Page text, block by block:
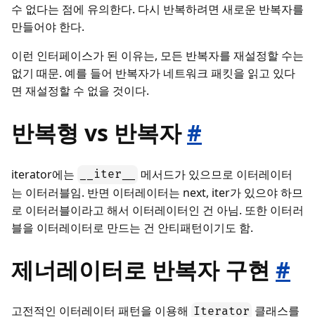
수 없다는 점에 유의한다. 다시 반복하려면 새로운 반복자를
만들어야 한다.
이런 인터페이스가 된 이유는, 모든 반복자를 재설정할 수는
없기 때문. 예를 들어 반복자가 네트워크 패킷을 읽고 있다
면 재설정할 수 없을 것이다.
반복형 vs 반복자#
iterator에는 __iter__
메서드가 있으므로 이터레이터
는 이터러블임. 반면 이터레이터는 next, iter가 있으야 하므
로 이터러블이라고 해서 이터레이터인 건 아님. 또한 이터러
블을 이터레이터로 만드는 건 안티패턴이기도 함.
제너레이터로 반복자 구현 #
고전적인 이터레이터 패턴을 이용해 Iterator 클래스를